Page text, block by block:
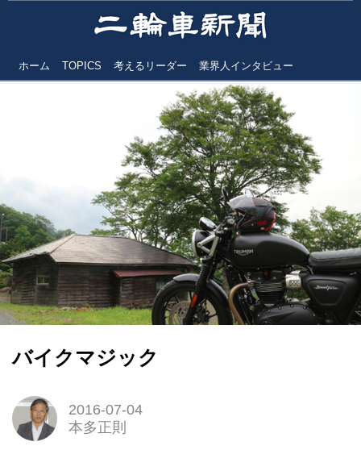
ホーム TOPICS 考えるリーダー 業界人インタビュー
バイクマジック
2016-07-04
本多正則